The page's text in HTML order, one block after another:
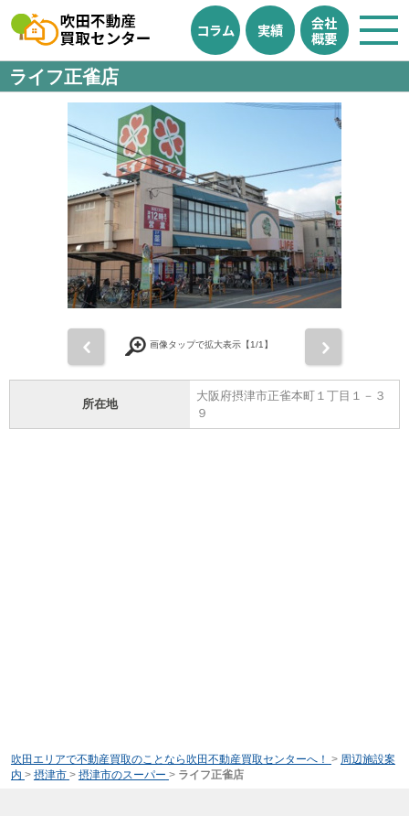
コラム 実績
会社
概要
ライフ正雀店
画像タップで拡大表示【1/1】
所在地
大阪府摂津市正雀本町１丁目１－３
９
吹田エリアで不動産買取のことなら吹田不動産買取センターへ！ > 周辺施設案
内 > 摂津市 > 摂津市のスーパー > ライフ正雀店